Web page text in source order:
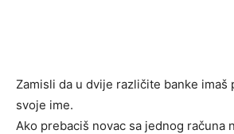
Zamisli da u dvije različite banke imaš
svoje ime.
Ako prebaciš novac sa jednog računa